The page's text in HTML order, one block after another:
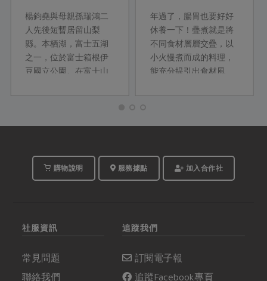
楊鈞堯與母親孫瑞鴻二
人先後短暫居留山梨
縣。本栖湖，富士五湖
之一，位於富士箱根伊
豆國立公園。在富士山
季清朗的日子裡，他們
化、季節旬味收納進餐
文化底蘊的內涵，並將
料理提升到待人接物的
年過了，腸胃也要好好
休養一下！疊煮就是將
不同食材層層交疊，以
小火慢煮而成的料理，
能充分提引出食材風
念，變化出一道道清
菜、湯麵等料理，吃了
購物說明 服務據點 加入合作社
社服資訊
常見問題
聯絡我們
追蹤我們
訂閱電子報
追蹤Facebook專頁